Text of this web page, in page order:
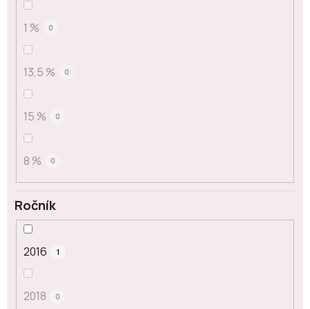
1 % 0
13,5 % 0
15 % 0
8 % 0
Ročník
2016 1
2018 0